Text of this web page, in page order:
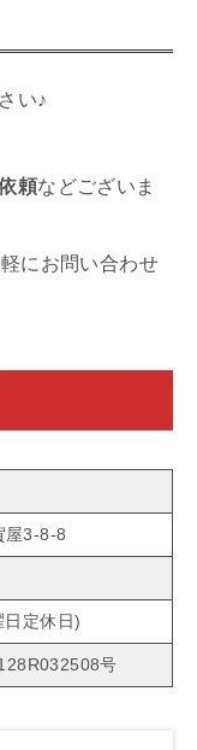
い♪
頼などございま
にお問い合わせ
屋3-8-8
定休日)
号